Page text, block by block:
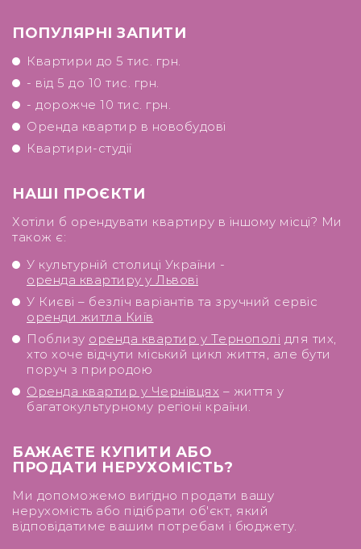
ПОПУЛЯРНІ ЗАПИТИ
Квартири до 5 тис. грн.
- від 5 до 10 тис. грн.
- дорожче 10 тис. грн.
Оренда квартир в новобудові
Квартири-студії
НАШІ ПРОЄКТИ
Хотіли б орендувати квартиру в іншому місці? Ми
також є:
У культурній столиці України -
оренда квартиру у Львові
У Києві – безліч варіантів та зручний сервіс
оренди житла Київ
Поблизу оренда квартир у Тернополі для тих,
хто хоче відчути міський цикл життя, але бути
поруч з природою
Оренда квартир у Чернівцях – життя у
багатокультурному регіоні країни.
БАЖАЄТЕ КУПИТИ АБО
ПРОДАТИ НЕРУХОМІСТЬ?
Ми допоможемо вигідно продати вашу
нерухомість або підібрати об'єкт, який
відповідатиме вашим потребам і бюджету.